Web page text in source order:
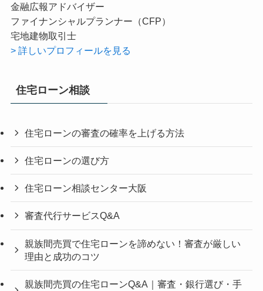
金融広報アドバイザー
ファイナンシャルプランナー（CFP）
宅地建物取引士
> 詳しいプロフィールを見る
住宅ローン相談
住宅ローンの審査の確率を上げる方法
住宅ローンの選び方
住宅ローン相談センター大阪
審査代行サービスQ&A
親族間売買で住宅ローンを諦めない！審査が厳しい
理由と成功のコツ
親族間売買の住宅ローンQ&A｜審査・銀行選び・手